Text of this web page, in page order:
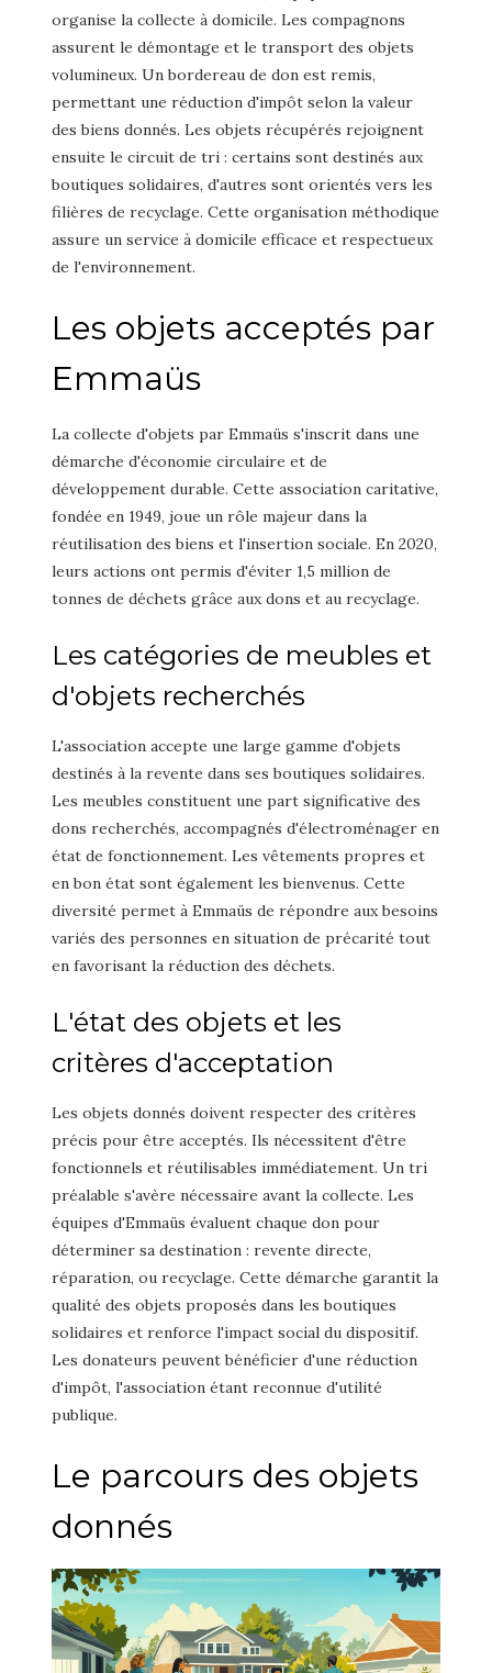
organise la collecte à domicile. Les compagnons
assurent le démontage et le transport des objets
volumineux. Un bordereau de don est remis,
permettant une réduction d'impôt selon la valeur
des biens donnés. Les objets récupérés rejoignent
ensuite le circuit de tri : certains sont destinés aux
boutiques solidaires, d'autres sont orientés vers les
filières de recyclage. Cette organisation méthodique
assure un service à domicile efficace et respectueux
de l'environnement.
Les objets acceptés par
Emmaüs
La collecte d'objets par Emmaüs s'inscrit dans une
démarche d'économie circulaire et de
développement durable. Cette association caritative,
fondée en 1949, joue un rôle majeur dans la
réutilisation des biens et l'insertion sociale. En 2020,
leurs actions ont permis d'éviter 1,5 million de
tonnes de déchets grâce aux dons et au recyclage.
Les catégories de meubles et
d'objets recherchés
L'association accepte une large gamme d'objets
destinés à la revente dans ses boutiques solidaires.
Les meubles constituent une part significative des
dons recherchés, accompagnés d'électroménager en
état de fonctionnement. Les vêtements propres et
en bon état sont également les bienvenus. Cette
diversité permet à Emmaüs de répondre aux besoins
variés des personnes en situation de précarité tout
en favorisant la réduction des déchets.
L'état des objets et les
critères d'acceptation
Les objets donnés doivent respecter des critères
précis pour être acceptés. Ils nécessitent d'être
fonctionnels et réutilisables immédiatement. Un tri
préalable s'avère nécessaire avant la collecte. Les
équipes d'Emmaüs évaluent chaque don pour
déterminer sa destination : revente directe,
réparation, ou recyclage. Cette démarche garantit la
qualité des objets proposés dans les boutiques
solidaires et renforce l'impact social du dispositif.
Les donateurs peuvent bénéficier d'une réduction
d'impôt, l'association étant reconnue d'utilité
publique.
Le parcours des objets
donnés